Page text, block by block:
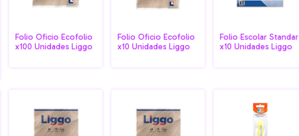
Folio Oficio Ecofolio
x100 Unidades Liggo
Folio Oficio Ecofolio
x10 Unidades Liggo
Folio Escolar Standar
x10 Unidades Liggo